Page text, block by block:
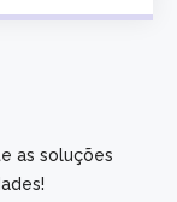
as soluções